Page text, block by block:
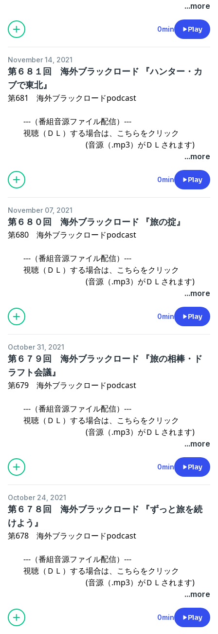
⇒海外ブラックロード ファミリー SHOPご案内
...more
0min Play
November 14, 2021
第６８１回 海外ブラックロード 『ハンター・カ
ブで東北』
第681 海外ブラックロードpodcast
---（番組音源ファイル配信）---
視聴（ＤＬ）する場合は、こちらをクリック
(音源（.mp3）がＤＬされます)
⇒海外ブラックロード ファミリー SHOPご案内
...more
0min Play
November 07, 2021
第６８０回 海外ブラックロード 『旅の掟』
第680 海外ブラックロードpodcast
---（番組音源ファイル配信）---
視聴（ＤＬ）する場合は、こちらをクリック
(音源（.mp3）がＤＬされます)
⇒海外ブラックロード ファミリー SHOPご案内
...more
0min Play
October 31, 2021
第６７９回 海外ブラックロード 『旅の相棒・ド
ラフト会議』
第679 海外ブラックロードpodcast
---（番組音源ファイル配信）---
視聴（ＤＬ）する場合は、こちらをクリック
(音源（.mp3）がＤＬされます)
⇒海外ブラックロード ファミリー SHOPご案内
...more
0min Play
October 24, 2021
第６７８回 海外ブラックロード 『ずっと旅を続
けよう』
第678 海外ブラックロードpodcast
---（番組音源ファイル配信）---
視聴（ＤＬ）する場合は、こちらをクリック
(音源（.mp3）がＤＬされます)
⇒海外ブラックロード ファミリー SHOPご案内
...more
0min Play